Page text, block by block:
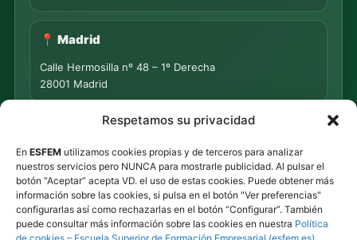
Respetamos su privacidad
En ESFEM utilizamos cookies propias y de terceros para analizar
nuestros servicios pero NUNCA para mostrarle publicidad. Al pulsar el
botón “Aceptar” acepta VD. el uso de estas cookies. Puede obtener más
información sobre las cookies, si pulsa en el botón "Ver preferencias"
configurarlas así como rechazarlas en el botón “Configurar”. También
puede consultar más información sobre las cookies en nuestra Política
📍 Madrid
Calle Hermosilla nº 48 – 1º Derecha
28001 Madrid
📍 PUNTO DE MEDIACIÓN S.L.
Rua Progreso Nº 155 – Entresuelo
32003 Ourense
Tel. 639 44 55 73·647 500 435
Tel. 945 492 491